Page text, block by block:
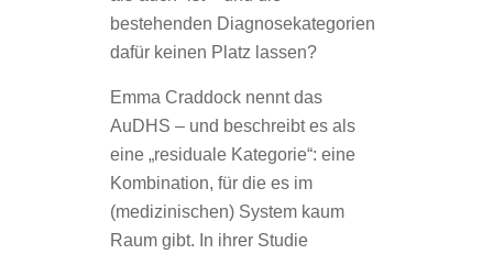
bestehenden Diagnosekategorien
dafür keinen Platz lassen?
Emma Craddock nennt das
AuDHS – und beschreibt es als
eine „residuale Kategorie“: eine
Kombination, für die es im
(medizinischen) System kaum
Raum gibt. In ihrer Studie